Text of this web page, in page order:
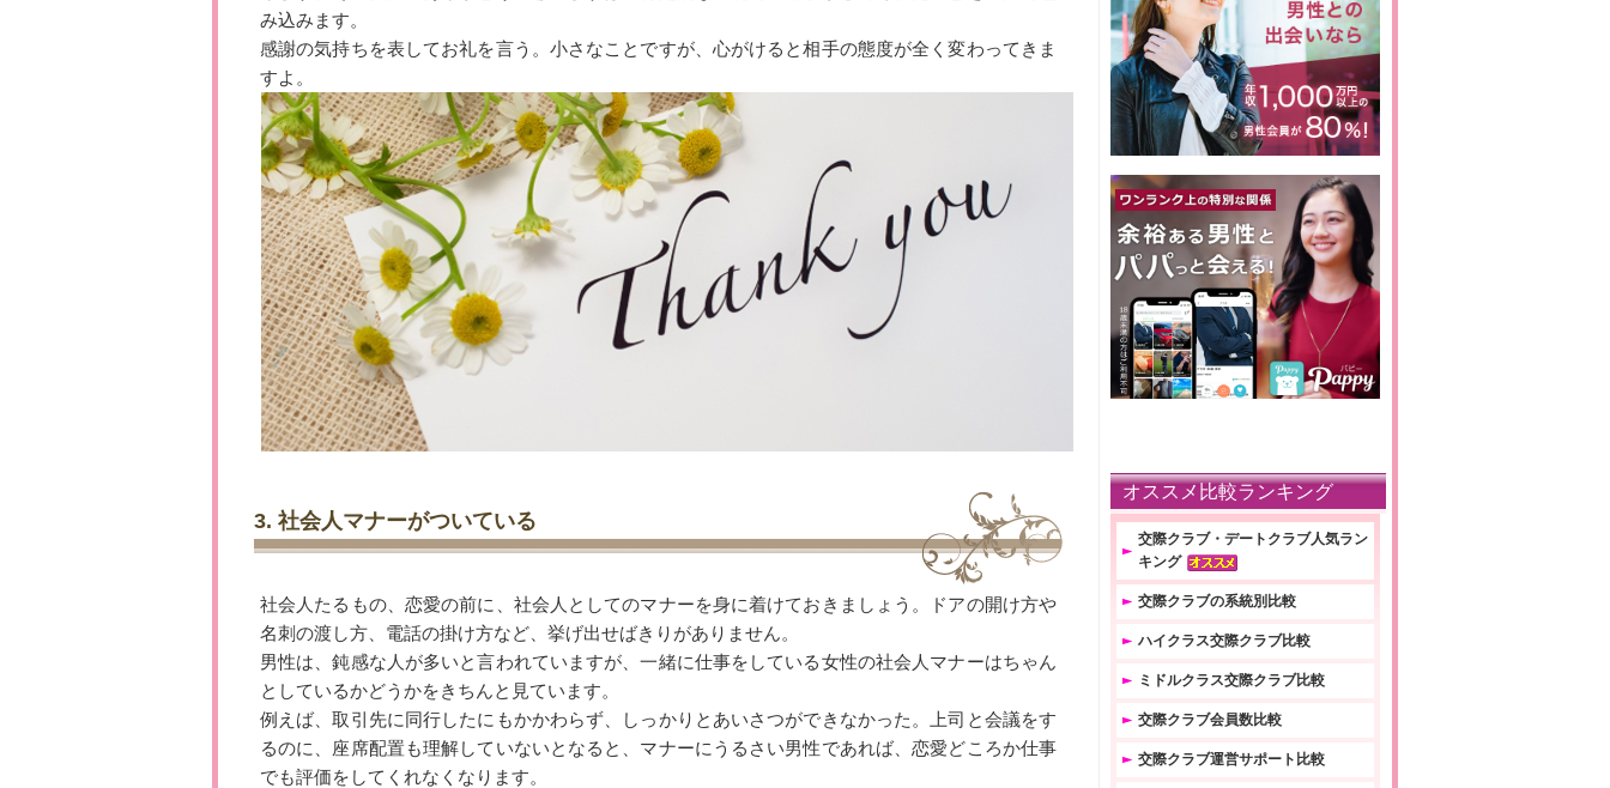
み込みます。
感謝の気持ちを表してお礼を言う。小さなことですが、心がけると相手の態度が全く変わってきま
すよ。
3. 社会人マナーがついている
社会人たるもの、恋愛の前に、社会人としてのマナーを身に着けておきましょう。ドアの開け方や
名刺の渡し方、電話の掛け方など、挙げ出せばきりがありません。
男性は、鈍感な人が多いと言われていますが、一緒に仕事をしている女性の社会人マナーはちゃん
としているかどうかをきちんと見ています。
例えば、取引先に同行したにもかかわらず、しっかりとあいさつができなかった。上司と会議をす
るのに、座席配置も理解していないとなると、マナーにうるさい男性であれば、恋愛どころか仕事
でも評価をしてくれなくなります。
オススメ比較ランキング
交際クラブ・デートクラブ人気ラン
キング
交際クラブの系統別比較
ハイクラス交際クラブ比較
ミドルクラス交際クラブ比較
交際クラブ会員数比較
交際クラブ運営サポート比較